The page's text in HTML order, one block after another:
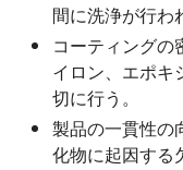
間に洗浄が行わ
コーティングの
イロン、エポキ
切に行う。
製品の一貫性の
化物に起因する